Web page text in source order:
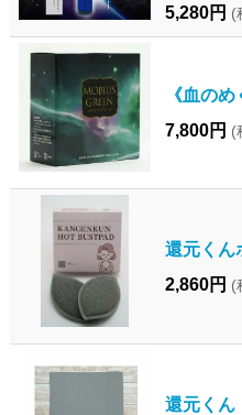
5,280円 (
《血の
7,800円 (
還元くん
2,860円 (
還元く